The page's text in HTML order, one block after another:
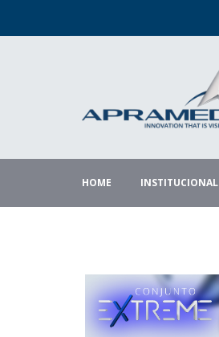
HOME INSTITUCIONAL